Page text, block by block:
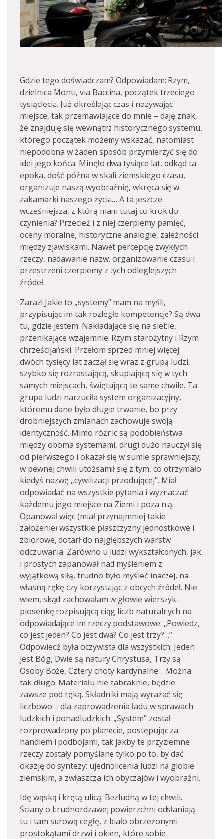
Gdzie tego doświadczam? Odpowiadam: Rzym,
dzielnica Monti, via Baccina, początek trzeciego
tysiąclecia. Już określając czas i nazywając
miejsce, tak przemawiające do mnie – daję znak,
że znajduję się wewnątrz historycznego systemu,
którego początek możemy wskazać, natomiast
niepodobna w żaden sposób przymierzyć się do
idei jego końca. Minęło dwa tysiące lat, odkąd ta
epoka, dość późna w skali ziemskiego czasu,
organizuje naszą wyobraźnię, wkręca się w
zakamarki naszego życia… A ta jeszcze
wcześniejsza, z którą mam tutaj co krok do
czynienia? Przecież i z niej czerpiemy pamięć,
oceny moralne, historyczne analogie, zależności
między zjawiskami. Nawet percepcję zwykłych
rzeczy, nadawanie nazw, organizowanie czasu i
przestrzeni czerpiemy z tych odleglejszych
źródeł.
Zaraz! Jakie to „systemy” mam na myśli,
przypisując im tak rozległe kompetencje? Są dwa
tu, gdzie jestem. Nakładające się na siebie,
przenikające wzajemnie: Rzym starożytny i Rzym
chrześcijański. Przełom sprzed mniej więcej
dwóch tysięcy lat zaczął się wraz z grupą ludzi,
szybko się rozrastającą, skupiającą się w tych
samych miejscach, świętującą te same chwile. Ta
grupa ludzi narzuciła system organizacyjny,
któremu dane było długie trwanie, bo przy
drobniejszych zmianach zachowuje swoją
identyczność. Mimo różnic są podobieństwa
między oboma systemami, drugi dużo nauczył się
od pierwszego i okazał się w sumie sprawniejszy;
w pewnej chwili utożsamił się z tym, co otrzymało
kiedyś nazwę „cywilizacji przodującej”. Miał
odpowiadać na wszystkie pytania i wyznaczać
każdemu jego miejsce na Ziemi i poza nią.
Opanował więc (miał przynajmniej takie
założenie) wszystkie płaszczyzny jednostkowe i
zbiorowe, dotarł do najgłębszych warstw
odczuwania. Zarówno u ludzi wykształconych, jak
i prostych zapanował nad myśleniem z
wyjątkową siłą, trudno było myśleć inaczej, na
własną rękę czy korzystając z obcych źródeł. Nie
wiem, skąd zachowałam w głowie wierszyk-
piosenkę rozpisującą ciąg liczb naturalnych na
odpowiadające im rzeczy podstawowe: „Powiedz,
co jest jeden? Co jest dwa? Co jest trzy?…”.
Odpowiedź była oczywista dla wszystkich: Jeden
jest Bóg, Dwie są natury Chrystusa, Trzy są
Osoby Boże, Cztery cnoty kardynalne… Można
tak długo. Materiału nie zabraknie, będzie
zawsze pod ręką. Składniki mają wyrażać się
liczbowo – dla zaprowadzenia ładu w sprawach
ludzkich i ponadludzkich. „System” został
rozprowadzony po planecie, postępując za
handlem i podbojami, tak jakby te przyziemne
rzeczy zostały pomyślane tylko po to, by dać
okazję do syntezy: ujednolicenia ludzi na globie
ziemskim, a zwłaszcza ich obyczajów i wyobraźni.
Idę wąską i krętą ulicą. Bezludną w tej chwili.
Ściany o brudnordzawej powierzchni odsłaniają
tu i tam surową cegłę, z biało obrzeżonymi
prostokątami drzwi i okien, które sobie